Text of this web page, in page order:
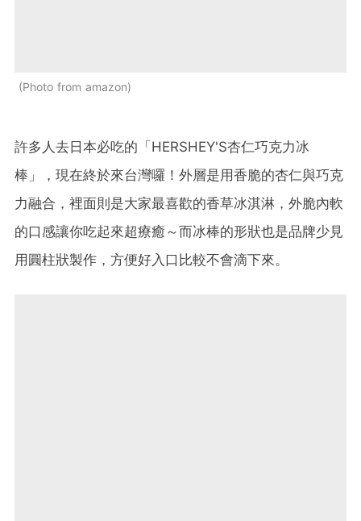
Photo from amazon
許多人去日本必吃的「HERSHEY'S杏仁巧克力冰
棒」，現在終於來台灣囉！外層是用香脆的杏仁與巧克
力融合，裡面則是大家最喜歡的香草冰淇淋，外脆內軟
的口感讓你吃起來超療癒～而冰棒的形狀也是品牌少見
用圓柱狀製作，方便好入口比較不會滴下來。